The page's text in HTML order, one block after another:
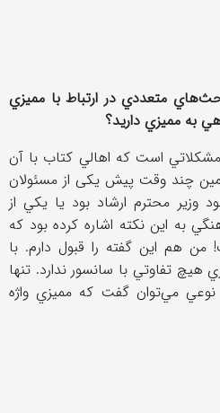
متعددي در ارتباط با مميزي
به مميزي داريد؟
است كه اهالي كتاب با آن
چند وقت پیش یکی از مسئولان
محترم ارشاد بود يا يكي از
به اين نكته اشاره كرده بود كه
هم اين گفته را قبول دارم. با
هيچ تفاوتي با سانسور ندارد. تنها
مي‌توان گفت كه مميزي واژه